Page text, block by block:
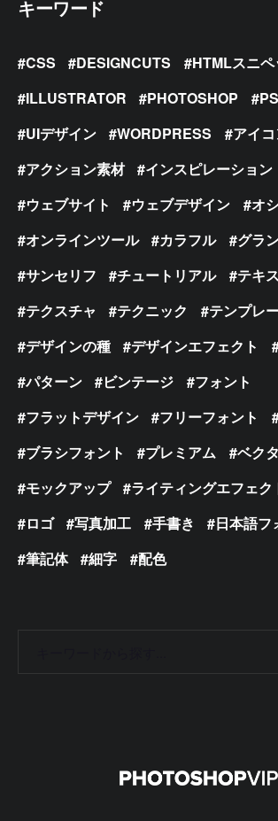
キーワード
CSS DESIGNCUTS
HTMLスニペ
ILLUSTRATOR
PHOTOSHOP
UIデザイン
WORDPRESS
アイ
アクション素材
インスピレーション
ウェブサイト
ウェブデザイン
オ
オンラインツール
カラフル
グラ
サンセリフ
チュートリアル
テキ
テクスチャ
テクニック
テンプレ
デザインの種
デザインエフェクト
パターン
ビンテージ
フォント
フラットデザイン
フリーフォント
ブラシフォント
プレミアム
ベク
モックアップ
ライティングエフェク
ロゴ
写真加工 手書き
日本語フ
筆記体
細字 配色